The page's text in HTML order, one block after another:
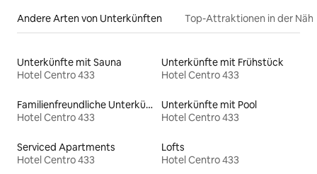
Andere Arten von Unterkünften Top-Attraktionen in der
Unterkünfte mit Sauna
Hotel Centro 433
Unterkünfte mit Frühstück
Hotel Centro 433
Familienfreundliche Unterkünfte
Hotel Centro 433
Unterkünfte mit Pool
Hotel Centro 433
Serviced Apartments
Hotel Centro 433
Lofts
Hotel Centro 433